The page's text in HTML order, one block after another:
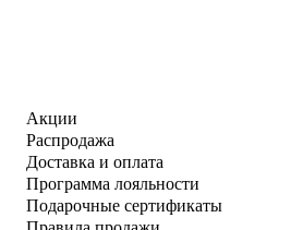
Акции
Распродажа
Доставка и оплата
Программа лояльности
Подарочные сертификаты